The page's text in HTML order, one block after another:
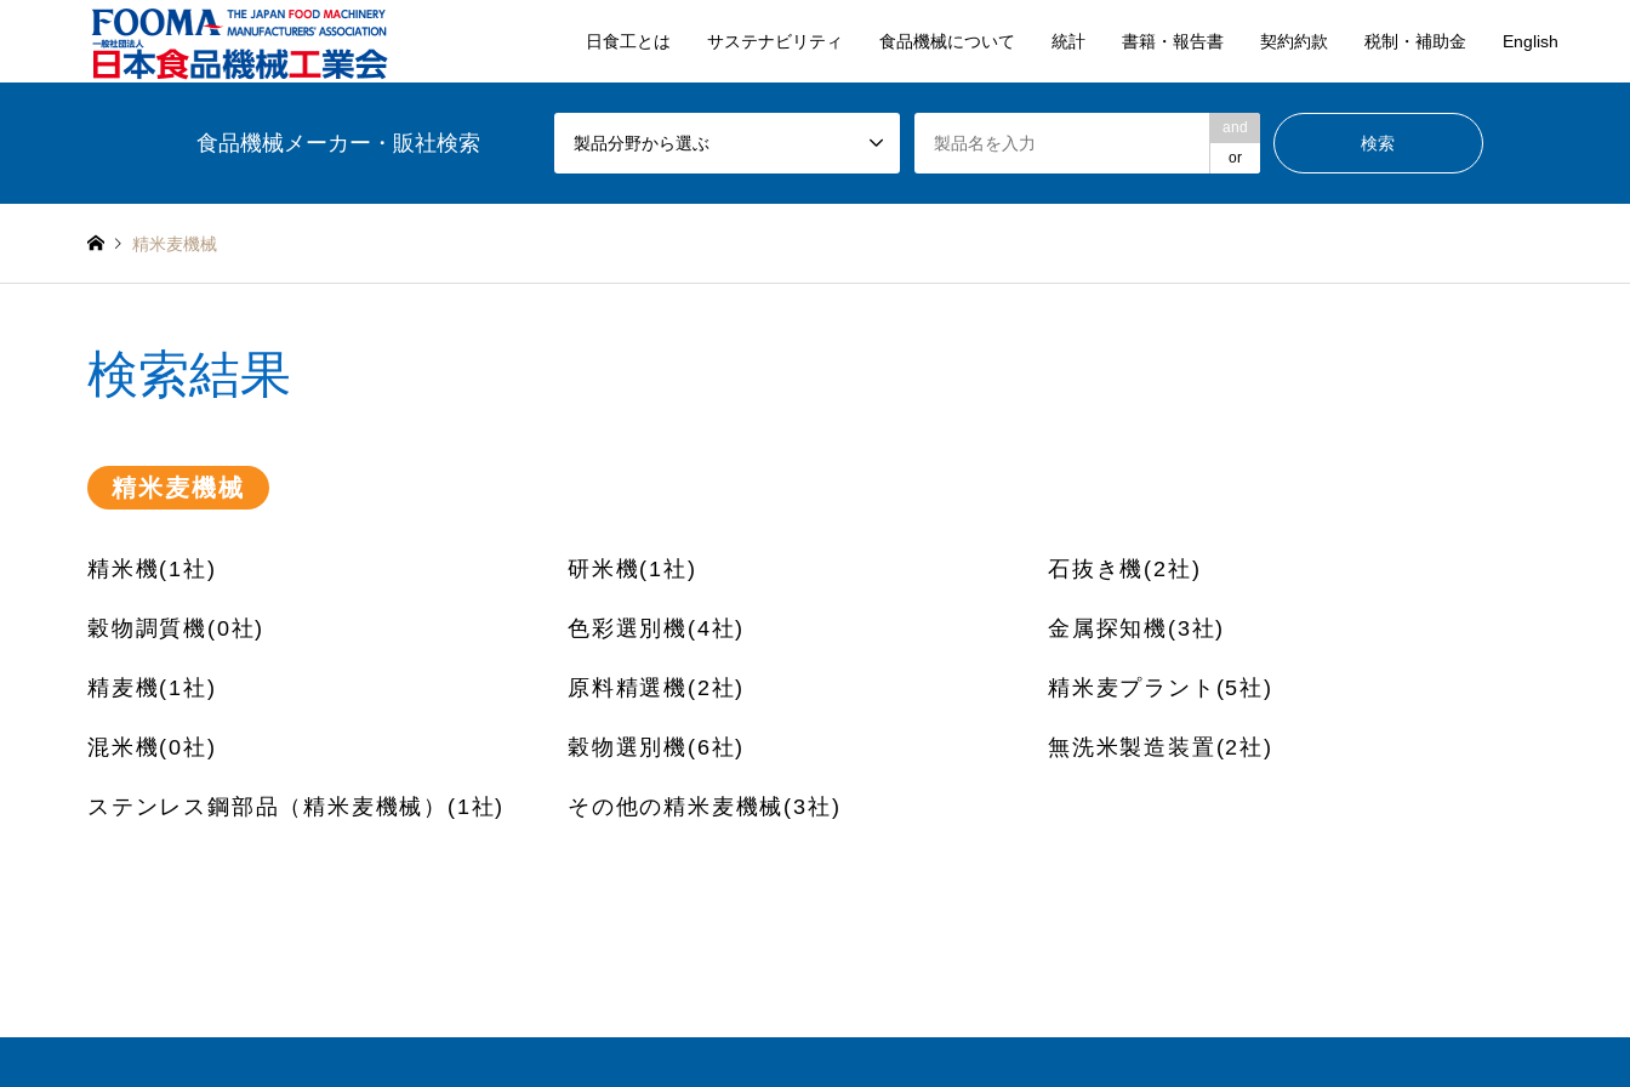
日食工とは サステナビリティ 食品機械について 統計 書籍・報告書 契約約款 税制・補助金 English
食品機械メーカー・販社検索 製品分野から選ぶ
and
or
精米麦機械
検索結果
精米麦機械
精米機(1社) 研米機(1社) 石抜き機(2社)
穀物調質機(0社) 色彩選別機(4社) 金属探知機(3社)
精麦機(1社) 原料精選機(2社) 精米麦プラント(5社)
混米機(0社) 穀物選別機(6社) 無洗米製造装置(2社)
ステンレス鋼部品（精米麦機械）(1社) その他の精米麦機械(3社)